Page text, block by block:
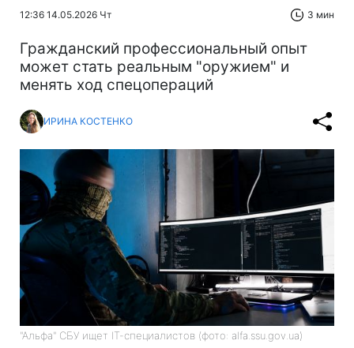
12:36 14.05.2026 Чт 3 мин
Гражданский профессиональный опыт
может стать реальным "оружием" и
менять ход спецопераций
ИРИНА КОСТЕНКО
"Альфа" СБУ ищет ІТ-специалистов (фото: alfa.ssu.gov.ua)